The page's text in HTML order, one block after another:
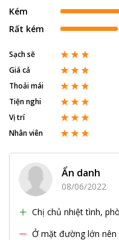
Kém
Rất kém
Sạch sẽ
Giá cả
Thoải mái
Tiện nghi
Vị trí
Nhân viên
Ẩn danh
08/06/2022
Chị chủ nhiệt tình,
Ở mặt đường lớn